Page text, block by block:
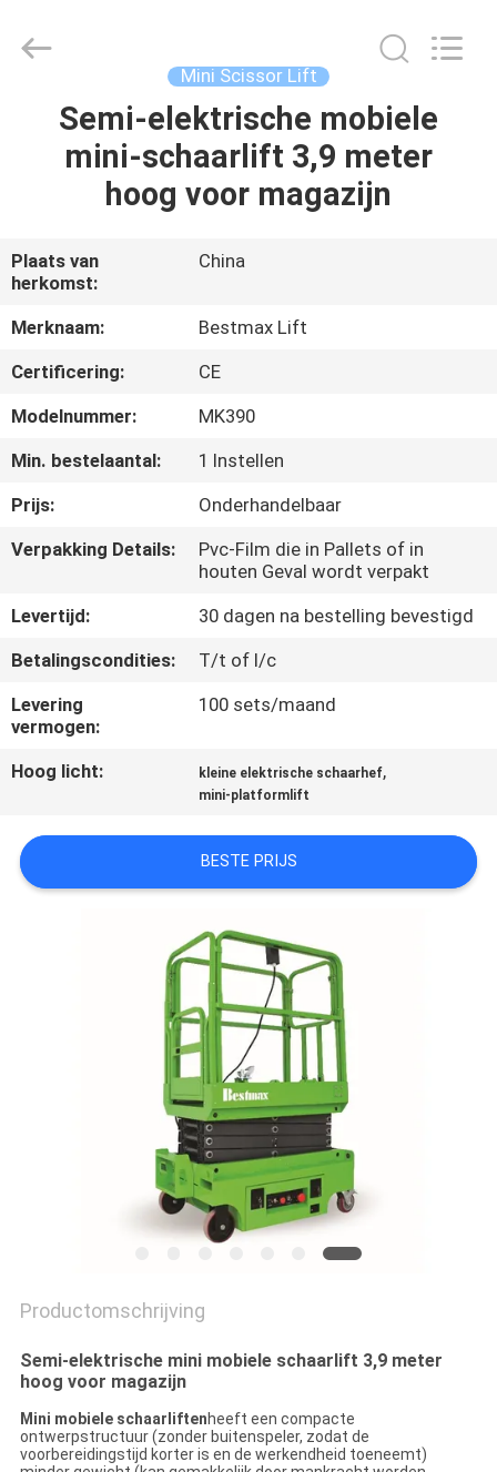
HUIS
PRODUCTEN
OVER
ONS
FABRIEKSTOCHT
NEEM
CONTACT
ONS
OP
NIEUWS
EEN
OFFERTE
PRIVACYBELEID
LTD.
Mini Scissor Lift
Semi-elektrische mobiele
mini-schaarlift 3,9 meter
hoog voor magazijn
Plaats van
herkomst:
China
Merknaam:
Bestmax Lift
Certificering:
CE
Modelnummer:
MK390
Min. bestelaantal:
1 Instellen
Prijs:
Onderhandelbaar
Verpakking Details:
Pvc-Film die in Pallets of in
houten Geval wordt verpakt
Levertijd:
30 dagen na bestelling bevestigd
Betalingscondities:
T/t of l/c
Levering
vermogen:
100 sets/maand
Hoog licht: kleine elektrische schaarhef,
mini-platformlift
BESTE PRIJS
Productomschrijving
Semi-elektrische mini mobiele schaarlift 3,9 meter
hoog voor magazijn
Mini mobiele schaarliftenheeft een compacte
ontwerpstructuur (zonder buitenspeler, zodat de
voorbereidingstijd korter is en de werkendheid toeneemt)